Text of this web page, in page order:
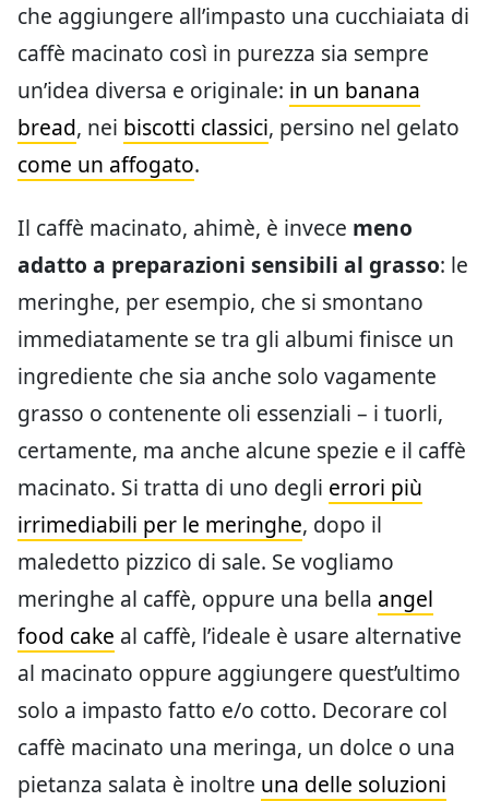
che aggiungere all’impasto una cucchiaiata di
caffè macinato così in purezza sia sempre
un’idea diversa e originale: in un banana
bread, nei biscotti classici, persino nel gelato
come un affogato.
Il caffè macinato, ahimè, è invece meno
adatto a preparazioni sensibili al grasso: le
meringhe, per esempio, che si smontano
immediatamente se tra gli albumi finisce un
ingrediente che sia anche solo vagamente
grasso o contenente oli essenziali – i tuorli,
certamente, ma anche alcune spezie e il caffè
macinato. Si tratta di uno degli errori più
irrimediabili per le meringhe, dopo il
maledetto pizzico di sale. Se vogliamo
meringhe al caffè, oppure una bella angel
food cake al caffè, l’ideale è usare alternative
al macinato oppure aggiungere quest’ultimo
solo a impasto fatto e/o cotto. Decorare col
caffè macinato una meringa, un dolce o una
pietanza salata è inoltre una delle soluzioni